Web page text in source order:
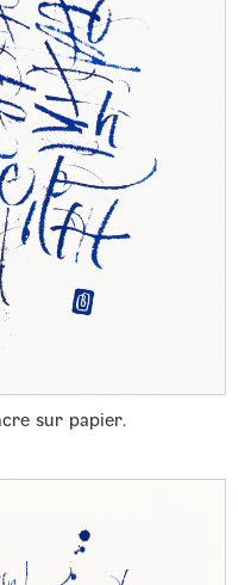
sur papier.